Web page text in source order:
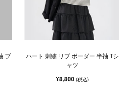
ブ
ハート 刺繍 リブ ボーダー 半袖 Tシ
ャツ
¥8,800(税込)